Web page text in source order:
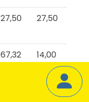
27,50
27,50
67,32
14,00
23,00